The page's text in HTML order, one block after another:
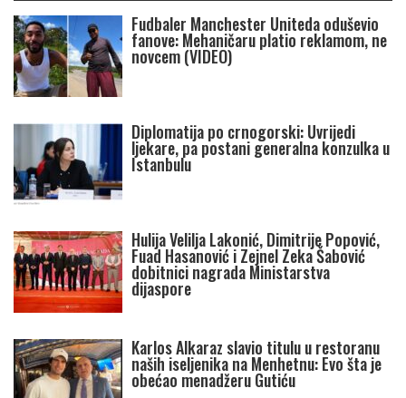
Fudbaler Manchester Uniteda oduševio
fanove: Mehaničaru platio reklamom, ne
novcem (VIDEO)
Diplomatija po crnogorski: Uvrijedi
ljekare, pa postani generalna konzulka u
Istanbulu
Hulija Velilja Lakonić, Dimitrije Popović,
Fuad Hasanović i Zejnel Zeka Šabović
dobitnici nagrada Ministarstva
dijaspore
Karlos Alkaraz slavio titulu u restoranu
naših iseljenika na Menhetnu: Evo šta je
obećao menadžeru Gutiću